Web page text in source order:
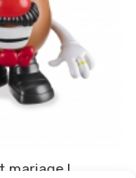
mariage !